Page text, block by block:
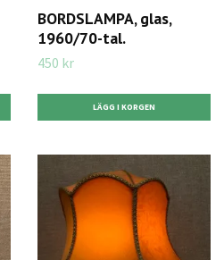
BORDSLAMPA, glas,
1960/70-tal.
450 kr